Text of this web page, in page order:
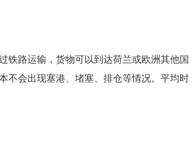
铁路运输，货物可以到达荷兰或欧洲其他国
不会出现塞港、堵塞、排仓等情况。平均时